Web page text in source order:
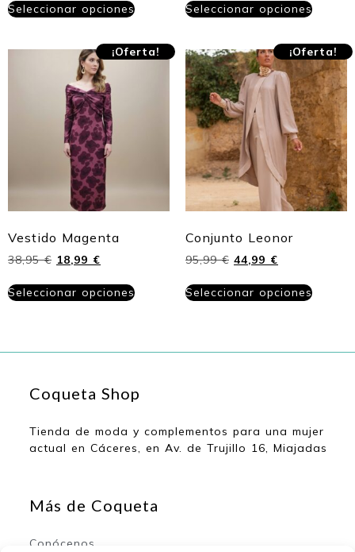
Seleccionar opciones Seleccionar opciones
¡Oferta!
Vestido Magenta
38,95€ 18,99 €
Seleccionar opciones
¡Oferta!
Conjunto Leonor
95,99€ 44,99 €
Seleccionar opciones
Coqueta Shop
Tienda de moda y complementos para una mujer
actual en Cáceres, en Av. de Trujillo 16, Miajadas
Más de Coqueta
Conócenos